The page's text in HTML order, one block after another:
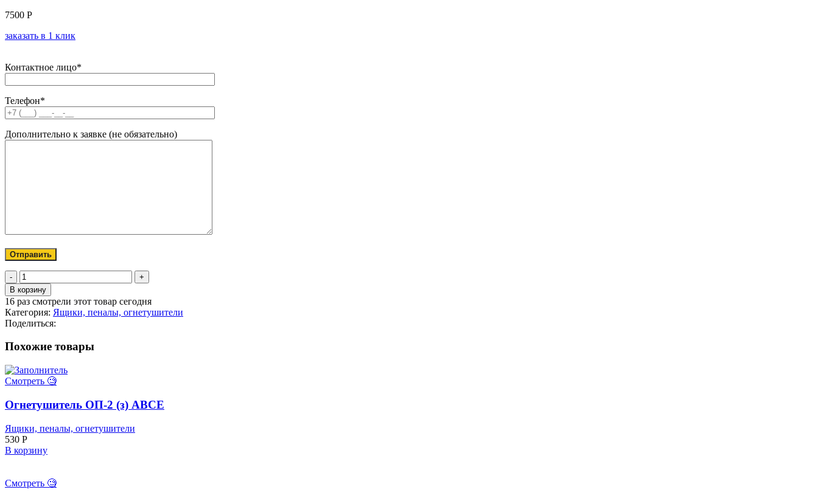
7500 Р
заказать в 1 клик
Контактное лицо*
Телефон*
Дополнительно к заявке (не обязательно)
Количество
товара
Ящик
инструментальный
BAWER
(425*460*600)
замком
В корзину
16 раз смотрели этот товар сегодня
Категория: Ящики, пеналы, огнетушители
Поделиться:
Похожие товары
Смотреть 🧐
Огнетушитель ОП-2 (з) АВСЕ
Ящики, пеналы, огнетушители
530 Р
В корзину
Смотреть 🧐